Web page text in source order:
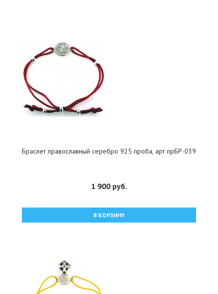
Браслет православный серебро 925 проба, арт прБР-039
1 900 руб.
В КОРЗИНУ